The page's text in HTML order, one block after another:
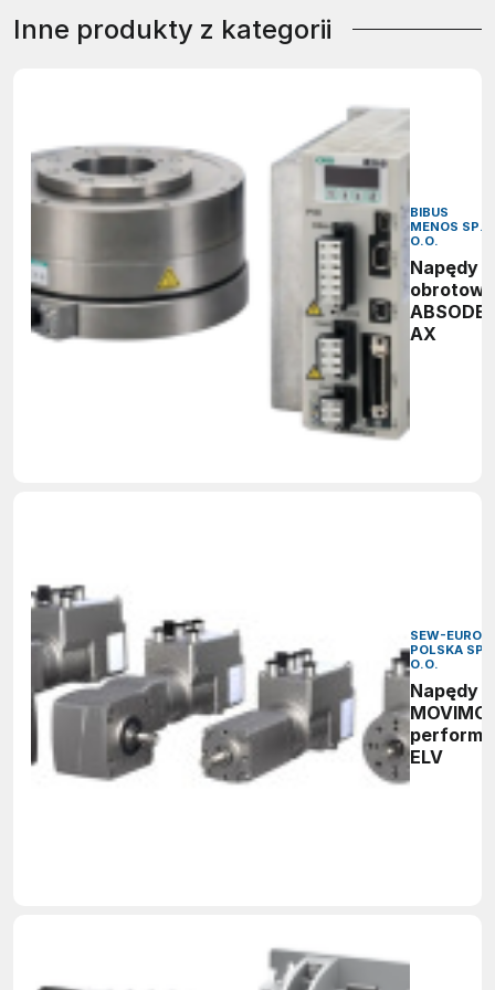
Inne produkty z kategorii
BIBUS
MENOS SP. Z
O.O.
Napędy
obrotowe
AX
SEW-
POLSKA SP.
O.O.
Napędy
ELV